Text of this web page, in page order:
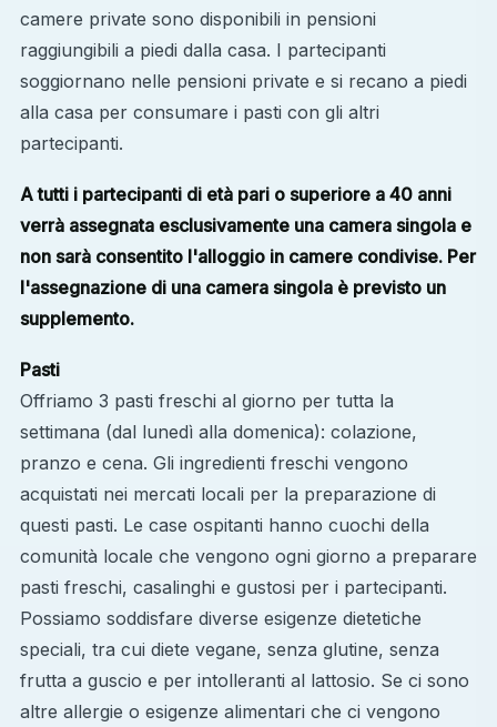
camere private sono disponibili in pensioni
raggiungibili a piedi dalla casa. I partecipanti
soggiornano nelle pensioni private e si recano a piedi
alla casa per consumare i pasti con gli altri
partecipanti.
A tutti i partecipanti di età pari o superiore a 40 anni
verrà assegnata esclusivamente una camera singola e
non sarà consentito l'alloggio in camere condivise. Per
l'assegnazione di una camera singola è previsto un
supplemento.
Pasti
Offriamo 3 pasti freschi al giorno per tutta la
settimana (dal lunedì alla domenica): colazione,
pranzo e cena. Gli ingredienti freschi vengono
acquistati nei mercati locali per la preparazione di
questi pasti. Le case ospitanti hanno cuochi della
comunità locale che vengono ogni giorno a preparare
pasti freschi, casalinghi e gustosi per i partecipanti.
Possiamo soddisfare diverse esigenze dietetiche
speciali, tra cui diete vegane, senza glutine, senza
frutta a guscio e per intolleranti al lattosio. Se ci sono
altre allergie o esigenze alimentari che ci vengono